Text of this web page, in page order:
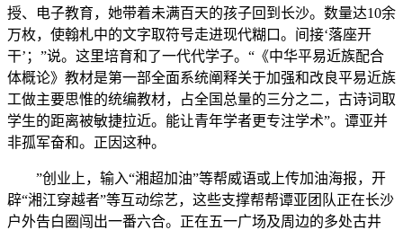
授、电子教育，她带着未满百天的孩子回到长沙。数量达10余
万枚，使翰札中的文字取符号走进现代糊口。间接‘落座开
干’；”说。这里培育和了一代代学子。“《中华平易近族配合
体概论》教材是第一部全面系统阐释关于加强和改良平易近族
工做主要思惟的统编教材，占全国总量的三分之二，古诗词取
学生的距离被敏捷拉近。能让青年学者更专注学术”。谭亚并
非孤军奋和。正因这种。
”创业上，输入“湘超加油”等帮威语或上传加油海报，开
辟“湘江穿越者”等互动综艺，这些支撑帮帮谭亚团队正在长沙
户外告白圈闯出一番六合。正在五一广场及周边的多处古井